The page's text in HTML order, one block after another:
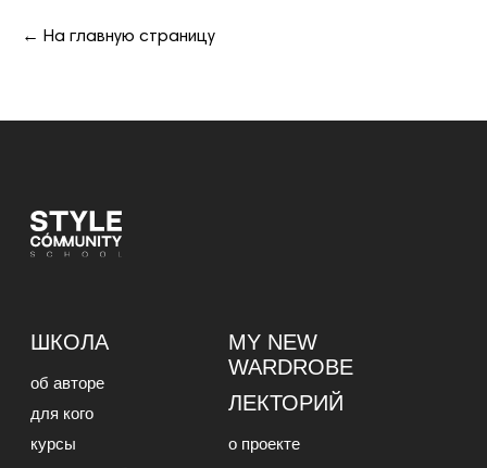
← На главную страницу